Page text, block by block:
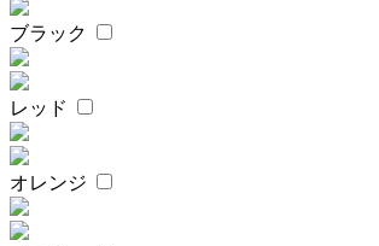
ブラック
レッド
オレンジ